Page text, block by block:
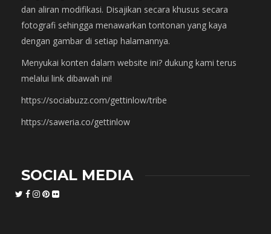
dan aliran modifikasi. Disajikan secara khusus secara
fotografi sehingga menawarkan tontonan yang kaya
dengan gambar di setiap halamannya.
Menyukai konten dalam website ini? dukung kami terus
melalui link dibawah ini!
https://sociabuzz.com/gettinlow/tribe
https://saweria.co/gettinlow
SOCIAL MEDIA